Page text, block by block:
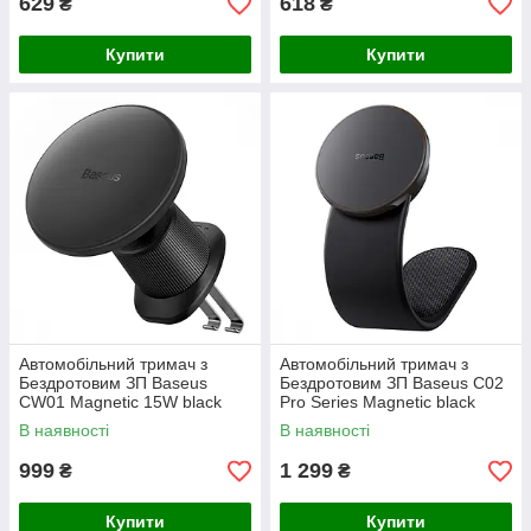
₴
Купити
₴
Купити
Автомобільний тримач з
Бездротовим ЗП Baseus
CW01 Magnetic 15W black
В наявності
999 ₴
Купити
Автомобільний тримач з
Бездротовим ЗП Baseus C02
Pro Series Magnetic black
В наявності
1 299 ₴
Купити